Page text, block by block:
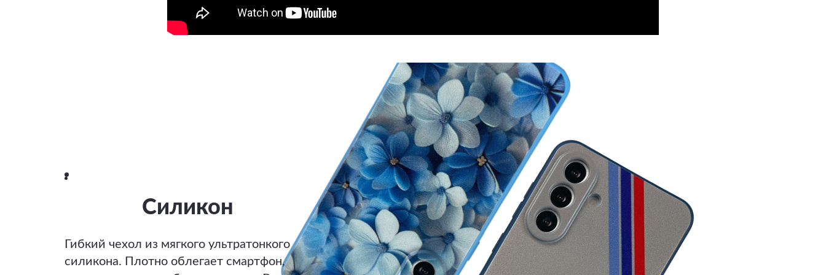
Силикон
Гибкий чехол из мягкого ультратонкого
силикона. Плотно облегает смартфон,